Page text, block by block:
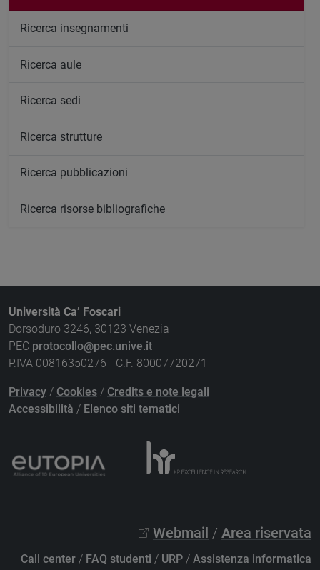
Ricerca insegnamenti
Ricerca aule
Ricerca sedi
Ricerca strutture
Ricerca pubblicazioni
Ricerca risorse bibliografiche
Università Ca’ Foscari
Dorsoduro 3246, 30123 Venezia
PEC protocollo@pec.unive.it
P.IVA 00816350276 - C.F. 80007720271
Privacy / Cookies / Credits e note legali
Accessibilità / Elenco siti tematici
Webmail / Area riservata
Call center / FAQ studenti / URP / Assistenza informatica